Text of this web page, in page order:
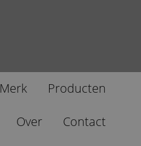
Merk Producten
Over Contact